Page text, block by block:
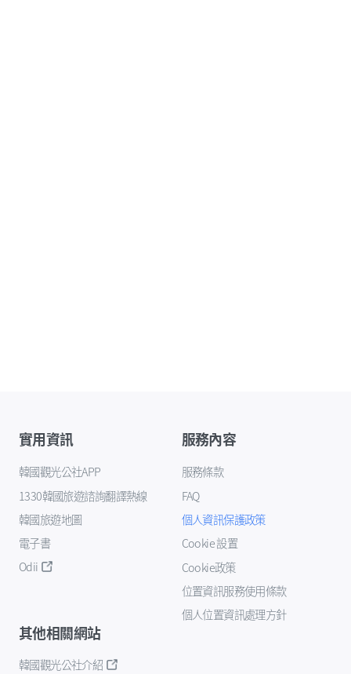
實用資訊
韓國觀光公社APP
1330韓國旅遊諮詢翻譯熱線
韓國旅遊地圖
電子書
Odii
服務內容
服務條款
FAQ
個人資訊保護政策
Cookie 設置
Cookie政策
位置資訊服務使用條款
個人位置資訊處理方針
其他相關網站
韓國觀光公社介紹